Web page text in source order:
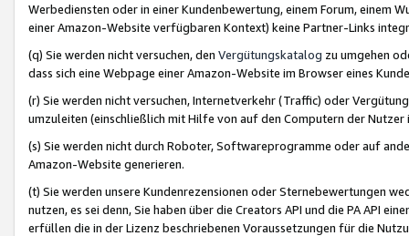
Werbediensten oder in einer Kundenbewertung, einem Forum, einem
einer Amazon-Website verfügbaren Kontext) keine Partner-Links
(q) Sie werden nicht versuchen, den Vergütungskatalog zu umgehen
dass sich eine Webpage einer Amazon-Website im Browser eines
(r) Sie werden nicht versuchen, Internetverkehr (Traffic) oder
umzuleiten (einschließlich mit Hilfe von auf den Computern der
(s) Sie werden nicht durch Roboter, Softwareprogramme oder auf
Amazon-Website generieren.
(t) Sie werden unsere Kundenrezensionen oder Sternebewertungen
nutzen, es sei denn, Sie haben über die Creators API und die PA API
erfüllen die in der Lizenz beschriebenen Voraussetzungen für die